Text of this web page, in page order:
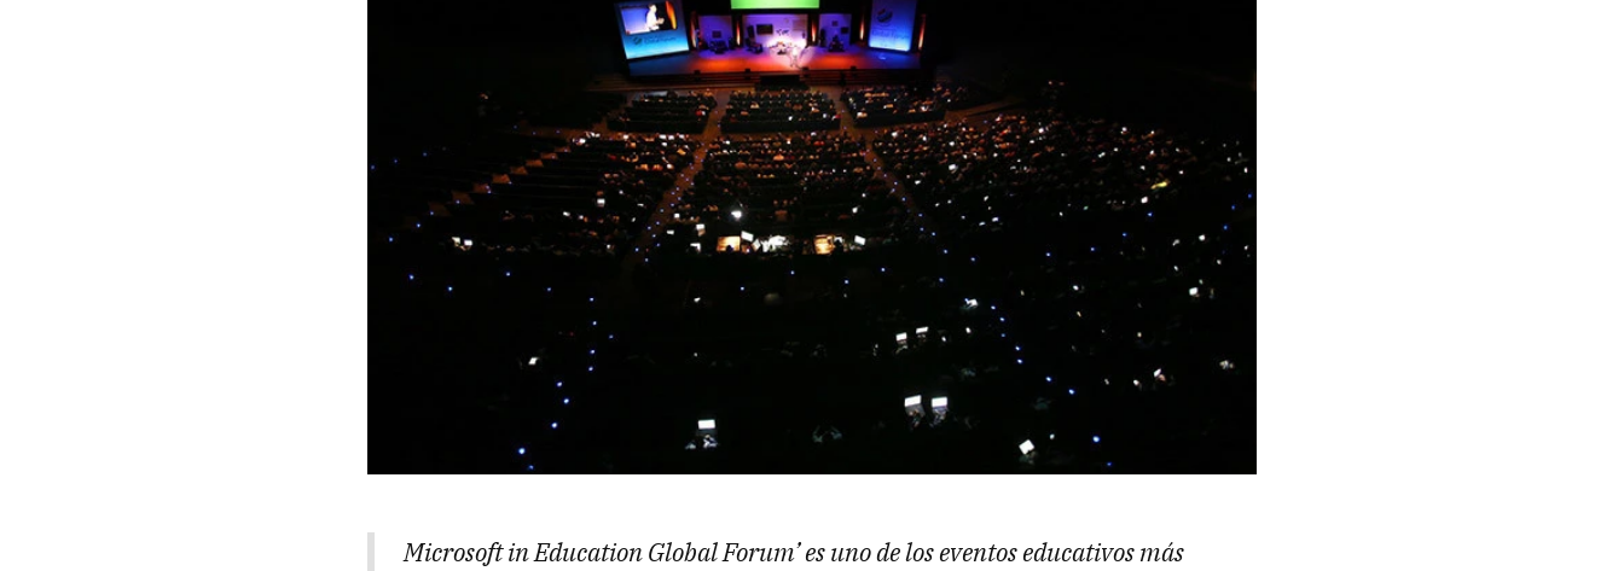
Microsoft in Education Global Forum’ es uno de los eventos educativos más